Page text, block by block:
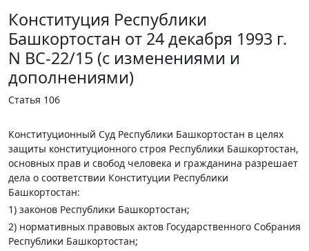
Конституция Республики
Башкортостан от 24 декабря 1993 г.
N ВС-22/15 (с изменениями и
дополнениями)
Статья 106
Конституционный Суд Республики Башкортостан в целях
защиты конституционного строя Республики Башкортостан,
основных прав и свобод человека и гражданина разрешает
дела о соответствии Конституции Республики
Башкортостан:
1) законов Республики Башкортостан;
2) нормативных правовых актов Государственного Собрания
Республики Башкортостан;